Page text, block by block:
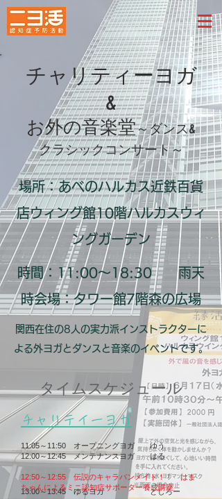
チャリティーヨガ
&
お外の音楽堂～ダンス&
クラシックコンサート～
場所：あべのハルカス近鉄百貨
店ウィング館10階ハルカスウィ
ングガーデン
時間：11:00～18:30 雨天
時会場：タワー館7階森の広場
関西在住の8人の実力派インストラクターに
よる外ヨガとダンスと音楽のイベントです。
タイムスケジュール
チャリテイーヨガ
11:05～11:50 オープニングヨガ ゆう
12:00～12:45 メンテナンスヨガ はる
13:00～13:45 ゆるヨガ としろー
12:50～12:55 伝説のキャラバンメイト！！ はま
ちゃんによるミニ認知症サポーター養成講座